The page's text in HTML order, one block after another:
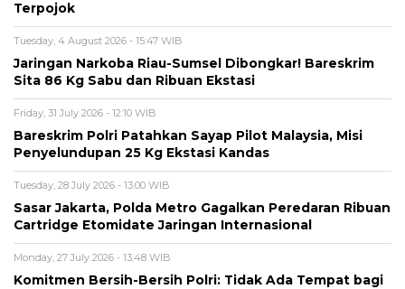
Terpojok
Tuesday, 4 August 2026 - 15:47 WIB
Jaringan Narkoba Riau-Sumsel Dibongkar! Bareskrim
Sita 86 Kg Sabu dan Ribuan Ekstasi
Friday, 31 July 2026 - 12:10 WIB
Bareskrim Polri Patahkan Sayap Pilot Malaysia, Misi
Penyelundupan 25 Kg Ekstasi Kandas
Tuesday, 28 July 2026 - 13:00 WIB
Sasar Jakarta, Polda Metro Gagalkan Peredaran Ribuan
Cartridge Etomidate Jaringan Internasional
Monday, 27 July 2026 - 13:48 WIB
Komitmen Bersih-Bersih Polri: Tidak Ada Tempat bagi